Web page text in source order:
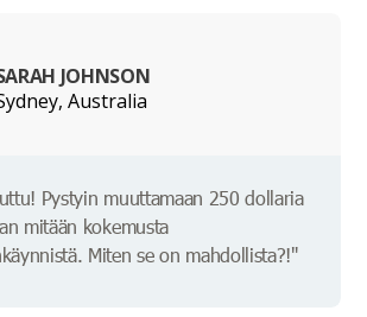
JOHNSON
Australia
Pystyin muuttamaan 250 dollaria
mitään kokemusta
Miten se on mahdollista?!"